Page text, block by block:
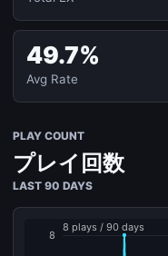
49.7%
Avg Rate
PLAY COUNT
プレイ回数
LAST 90 DAYS